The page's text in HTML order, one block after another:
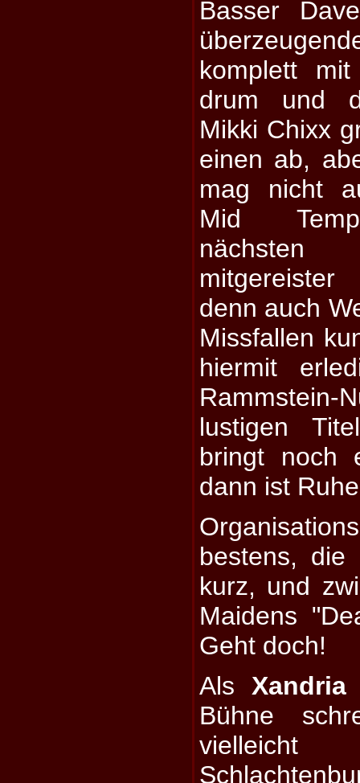
Basser
komplett
drum und
Mikki Chixx
einen ab,
mag nicht
Mid
denn auch
Missfallen
hiermit
lustigen
bringt noch
dann ist
bestens, die
kurz, und
Maidens
Geht doch!
AlsXandria
Bühne